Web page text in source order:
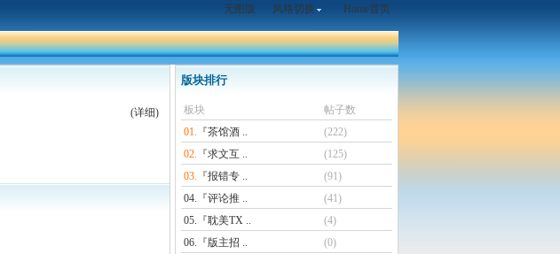
无图版 风格切换 Home首页
(详细)
版块排行
板块
帖子数
01. 『茶馆酒 ..
(222)
02. 『求文互 ..
(125)
03. 『报错专 ..
(91)
04. 『评论推 ..
(41)
05. 『耽美TX ..
(4)
06. 『版主招 ..
(0)